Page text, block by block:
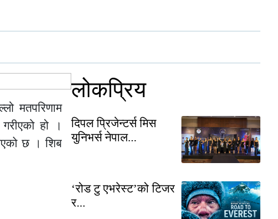
मतपरिणाम
हो ।
छ । शिब
लोकप्रिय
दिपल प्रिजेन्टर्स मिस
युनिभर्स नेपाल...
‘रोड टु एभरेस्ट’को टिजर
र...